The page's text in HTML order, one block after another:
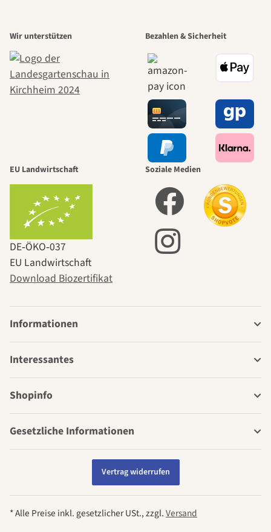
Wir unterstützen Bezahlen & Sicherheit
EU Landwirtschaft
DE‑ÖKO‑037
EU Landwirtschaft
Download Biozertifikat
Soziale Medien
Informationen
Interessantes
Shopinfo
Gesetzliche Informationen
Vertrag widerrufen
* Alle Preise inkl. gesetzlicher USt., zzgl.Versand